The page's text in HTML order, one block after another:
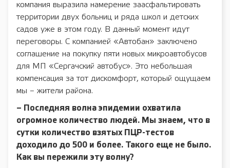
компания выразила намерение заасфальтировать
территории двух больниц и ряда школ и детских
садов уже в этом году. В данный момент идут
переговоры. С компанией «Автобан» заключено
соглашение на покупку пяти новых микроавтобусов
для МП «Сергачский автобус». Это небольшая
компенсация за тот дискомфорт, который ощущаем
мы – жители района.
– Последняя волна эпидемии охватила
огромное количество людей. Мы знаем, что в
сутки количество взятых ПЦР-тестов
доходило до 500 и более. Такого еще не было.
Как вы пережили эту волну?